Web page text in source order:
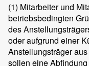
(1) Mitarbeiter und
betriebsbedingten
des
oder aufgrund einer
Anstellungsträger
sollen eine